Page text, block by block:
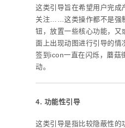
这类引导旨在希望用户完成
关注……这类操作都不是强
钮，放置一些核心功能，又
面上出现动图进行引导的情
签到icon一直在闪烁，蘑
动。
4. 功能性引导
这类引导是指比较隐蔽性的